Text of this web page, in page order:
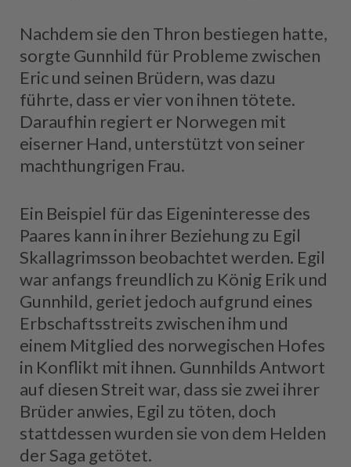
Nachdem sie den Thron bestiegen hatte,
sorgte Gunnhild für Probleme zwischen
Eric und seinen Brüdern, was dazu
führte, dass er vier von ihnen tötete.
Daraufhin regiert er Norwegen mit
eiserner Hand, unterstützt von seiner
machthungrigen Frau.
Ein Beispiel für das Eigeninteresse des
Paares kann in ihrer Beziehung zu Egil
Skallagrimsson beobachtet werden. Egil
war anfangs freundlich zu König Erik und
Gunnhild, geriet jedoch aufgrund eines
Erbschaftsstreits zwischen ihm und
einem Mitglied des norwegischen Hofes
in Konflikt mit ihnen. Gunnhilds Antwort
auf diesen Streit war, dass sie zwei ihrer
Brüder anwies, Egil zu töten, doch
stattdessen wurden sie von dem Helden
der Saga getötet.